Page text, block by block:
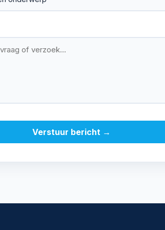
Verstuur bericht →